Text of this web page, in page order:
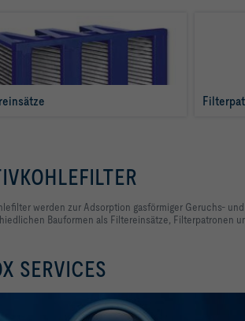
werden zur Adsorption gasförmiger Geruchs-
Bauformen als Filtereinsätze, Filterpatronen
SERVICES